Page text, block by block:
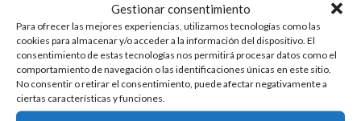
Gestionar consentimiento
Para ofrecer las mejores experiencias, utilizamos tecnologías como las
cookies para almacenar y/o acceder a la información del dispositivo. El
consentimiento de estas tecnologías nos permitirá procesar datos como el
comportamiento de navegación o las identificaciones únicas en este sitio.
No consentir o retirar el consentimiento, puede afectar negativamente a
ciertas características y funciones.
BOMBA ALTO VACÍO DOBLE EFECTO LINEA
PROFESIONAL RS15DE
1.083.00€+ IVA